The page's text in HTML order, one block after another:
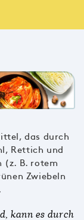
das durch
Rettich und
(z. B. rotem
Zwiebeln
kann es durch